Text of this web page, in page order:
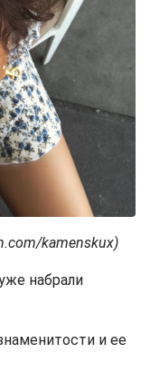
kamenskux)
набрали
и ее